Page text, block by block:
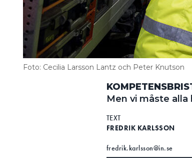
Foto: Cecilia Larsson Lantz och Peter Knutson
Men vi måste
TEXT
FREDRIK KARLSSON
fredrik.karlsson@in.se